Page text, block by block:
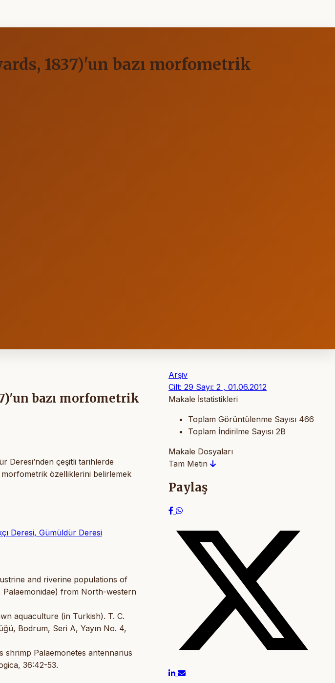
1837)'un bazı morfometrik
bazı morfometrik
Deresi’nden çeşitli tarihlerde
özelliklerini belirlemek
Deresi, Gümüldür Deresi
and riverine populations of
Palaemonidae) from North-western
aquaculture (in Turkish). T. C.
Bodrum, Seri A, Yayın No. 4,
shrimp Palaemonetes antennarius
36:42-53.
Arşiv
Cilt: 29 Sayı: 2 , 01.06.2012
Makale İstatistikleri
Toplam Görüntülenme Sayısı 466
Toplam İndirilme Sayısı 2B
Makale Dosyaları
Tam Metin
Paylaş